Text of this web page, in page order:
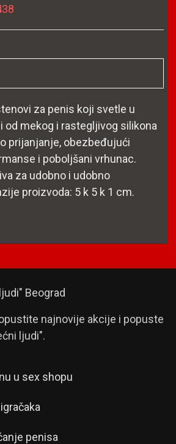
za penis koji svetle u
od mekog i rastegljivog silikona
prijanjanje, obezbeđujući
i poboljšani vrhunac.
za udobno i udobno
proizvoda: 5 k 5 k 1 cm.
Beograd
najnovije akcije i popuste
ljudi".
u sex shopu
penisa